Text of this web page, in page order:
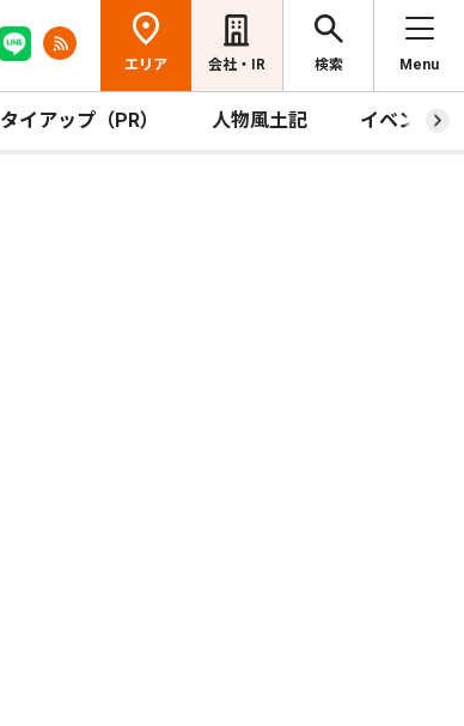
エリア 会社・IR 検索 Menu
タイアップ（PR） 人物風土記 イベント